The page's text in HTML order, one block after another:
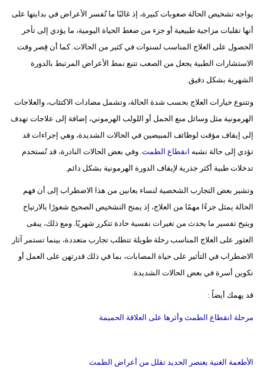
يواجه تشخيص الحالة صعوبات كبيرة، إذ غالبًا ما تُفسر الأعراض في بدايتها على
أنها تقلبات مزاجية طبيعية أو جزء من ضغط الحياة اليومية، ما يؤدي إلى تأخر
الحصول على العلاج المناسب لسنوات في كثير من الحالات. كما أن قِصر وقت
الاستشارات الطبية يجعل من الصعب تتبع نمط الأعراض المرتبط بالدورة
الشهرية بشكل دقيق.
وتتنوع خيارات العلاج بحسب شدة الحالة، وتشمل مضادات الاكتئاب، والعلاجات
الهرمونية مثل وسائل منع الحمل أو اللولب الهرموني، إضافة إلى علاجات تهدف
إلى إيقاف مؤقت لوظائف المبيضين في الحالات الشديدة، وهي إجراءات قد
تؤدي إلى حالة تشبه انقطاع الطمث. وفي بعض الحالات النادرة، قد تُستخدم
تدخلات طبية أكثر جذرية لإيقاف الدورة الهرمونية بشكل دائم.
وتشير بعض التجارب الشخصية لنساء يعانين من هذا الاضطراب إلى أن فهم
الحالة يمثل جزءًا مهمًا من العلاج، إذ يمنح التشخيص الصحيح شعورًا بالارتياح
ويتيح تفسير ما يحدث من تغيرات نفسية حادة تتكرر شهريًا. ومع ذلك، يبقى
العثور على العلاج المناسب رحلة طويلة تتطلب تجارب متعددة، بينما تستمر آثار
الاضطراب في التأثير على حياة المصابات، بما في ذلك قدرتهن على العمل أو
تكوين أسرة في بعض الحالات الشديدة.
قد يهمك أيضاً :
مرحلة انقطاع الطمث وأثرها على العلاقة الحميمة
الأطعمة الغنية بعنصر الحديد تقلل من أعراض الطمث